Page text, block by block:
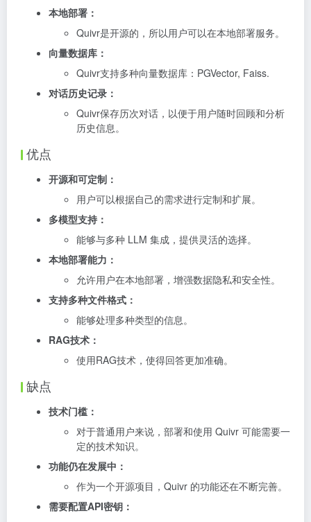
本地部署：
Quivr是开源的，所以用户可以在本地部署服务。
向量数据库：
Quivr支持多种向量数据库：PGVector, Faiss.
对话历史记录：
Quivr保存历次对话，以便于用户随时回顾和分析
历史信息。
优点
开源和可定制：
用户可以根据自己的需求进行定制和扩展。
多模型支持：
能够与多种 LLM 集成，提供灵活的选择。
本地部署能力：
允许用户在本地部署，增强数据隐私和安全性。
支持多种文件格式：
能够处理多种类型的信息。
RAG技术：
使用RAG技术，使得回答更加准确。
缺点
技术门槛：
对于普通用户来说，部署和使用 Quivr 可能需要一
定的技术知识。
功能仍在发展中：
作为一个开源项目，Quivr 的功能还在不断完善。
需要配置API密钥：